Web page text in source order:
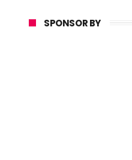
SPONSOR BY